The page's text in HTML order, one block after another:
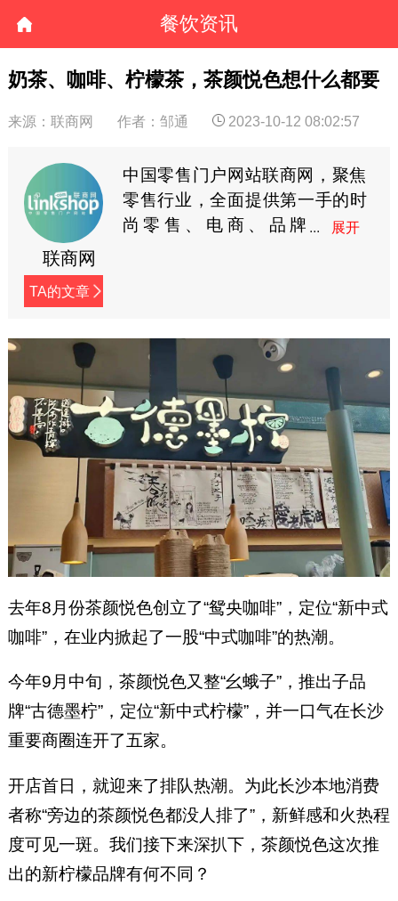
餐饮资讯
奶茶、咖啡、柠檬茶，茶颜悦色想什么都要
来源：联商网 作者：邹通 2023-10-12 08:02:57
联商网
TA的文章
中国零售门户网站联商网，聚焦
零售行业，全面提供第一手的时
尚零售、电商、品牌
去年8月份茶颜悦色创立了“鸳央咖啡”，定位“新中式
咖啡”，在业内掀起了一股“中式咖啡”的热潮。
今年9月中旬，茶颜悦色又整“幺蛾子”，推出子品
牌“古德墨柠”，定位“新中式柠檬”，并一口气在长沙
重要商圈连开了五家。
开店首日，就迎来了排队热潮。为此长沙本地消费
者称“旁边的茶颜悦色都没人排了”，新鲜感和火热程
度可见一斑。我们接下来深扒下，茶颜悦色这次推
出的新柠檬品牌有何不同？